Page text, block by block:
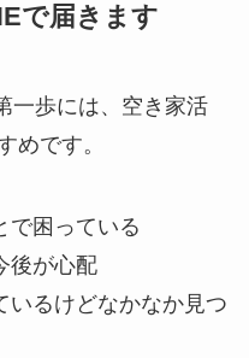
で届きます
一歩には、空き家活
めです。
で困っている
後が心配
いるけどなかなか見つ